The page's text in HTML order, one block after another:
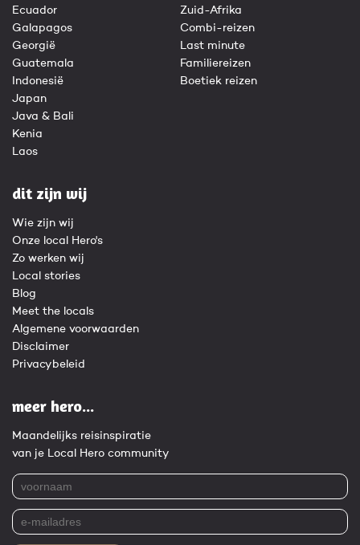
Ecuador
Galapagos
Georgië
Guatemala
Indonesië
Japan
Java & Bali
Kenia
Laos
Zuid-Afrika
Combi-reizen
Last minute
Familiereizen
Boetiek reizen
dit zijn wij
Wie zijn wij
Onze local Hero's
Zo werken wij
Local stories
Blog
Meet the locals
Algemene voorwaarden
Disclaimer
Privacybeleid
meer hero...
Maandelijks reisinspiratie
van je Local Hero community